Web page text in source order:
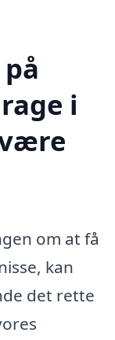
i
om at få
kan
det rette